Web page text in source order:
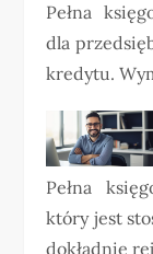
Pełna
dla
kredytu.
Pełna
który jest
dokładnie